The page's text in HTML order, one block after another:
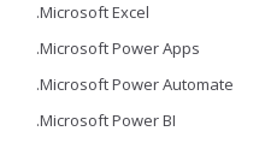
.Microsoft Excel
.Microsoft Power Apps
.Microsoft Power Automate
.Microsoft Power BI